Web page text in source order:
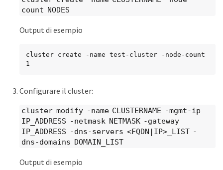
count NODES
Output di esempio
cluster create -name test-cluster -node-count
1
Configurare il cluster:
cluster modify -name CLUSTERNAME -mgmt-ip
IP_ADDRESS -netmask NETMASK -gateway
IP_ADDRESS -dns-servers <FQDN|IP>_LIST -
dns-domains DOMAIN_LIST
Output di esempio